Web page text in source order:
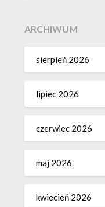
ARCHIWUM
sierpień 2026
lipiec 2026
czerwiec 2026
maj 2026
kwiecień 2026